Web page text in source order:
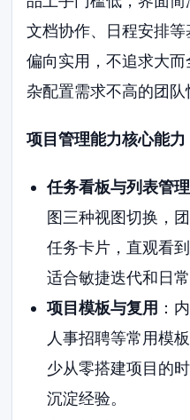
文档协作、日程安排
偏向实用，不追求大
杂配置需求不高的团队
项目管理能力核心能力
任务看板与列表管理
图三种视图切换，
任务卡片，直观看
适合敏捷迭代和日常
项目模板与复用 ：
人事招聘等常用模
少从零搭建项目的
沉淀经验。